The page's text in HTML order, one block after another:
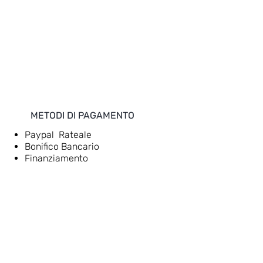
METODI DI PAGAMENTO
Paypal Rateale
Bonifico Bancario
Finanziamento